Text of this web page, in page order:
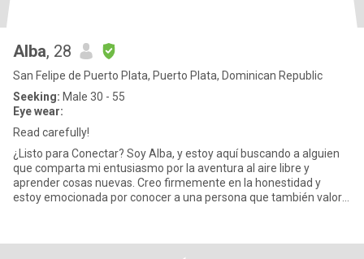
Alba, 28
San Felipe de Puerto Plata, Puerto Plata, Dominican Republic
Seeking: Male 30 - 55
Eye wear:
Read carefully!
¿Listo para Conectar? Soy Alba, y estoy aquí buscando a alguien
que comparta mi entusiasmo por la aventura al aire libre y
aprender cosas nuevas. Creo firmemente en la honestidad y
estoy emocionada por conocer a una persona que también valore